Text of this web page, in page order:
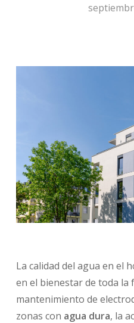
La calidad del agua en el
en el bienestar de toda la
mantenimiento de
zonas con agua dura, la